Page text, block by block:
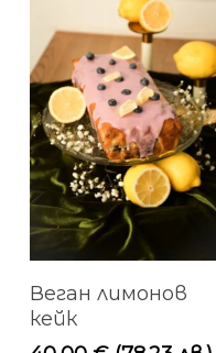
Добавяне В
Веган лимонов
кейк